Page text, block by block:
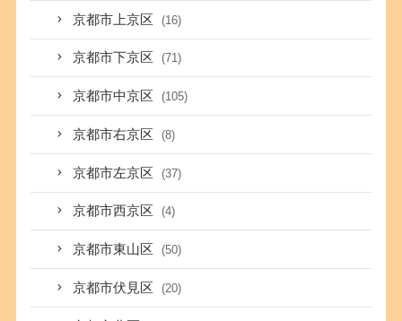
京都市上京区 (16)
京都市下京区 (71)
京都市中京区 (105)
京都市右京区 (8)
京都市左京区 (37)
京都市西京区 (4)
京都市東山区 (50)
京都市伏見区 (20)